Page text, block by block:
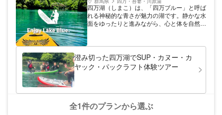
四万湖（しまこ）は、「四万ブルー」と呼ば
れる神秘的な青さが魅力の湖です。静かな水
面をゆったりと進みながら、心と体を自然に
ごしいただけるよう、皆さまをスタッフ一同
お待ちしております。 SUP・カヌー・カヤ
ック・パックラフトなど、4歳のお子さまか
らご高齢の方まで楽しめるアクティビティを
です。 また、小型犬（10キロ以下、別途料
金）でしたら一緒に楽しむこともかのうで
す。 施設には更衣室2つ、トイレ（男女別）
澄み切った四万湖でSUP・カヌー・カ
ヤック・パックラフト体験ツアー
全1件のプランから選ぶ